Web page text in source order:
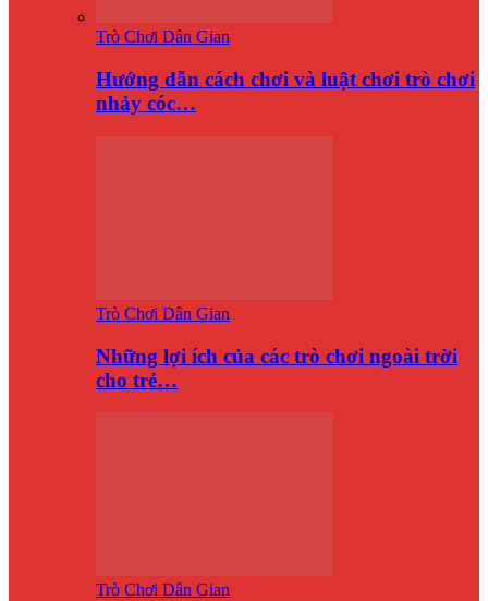
Trò Chơi Dân Gian
Hướng dẫn cách chơi và luật chơi trò chơi
nhảy cóc…
Trò Chơi Dân Gian
Những lợi ích của các trò chơi ngoài trời
cho trẻ…
Trò Chơi Dân Gian